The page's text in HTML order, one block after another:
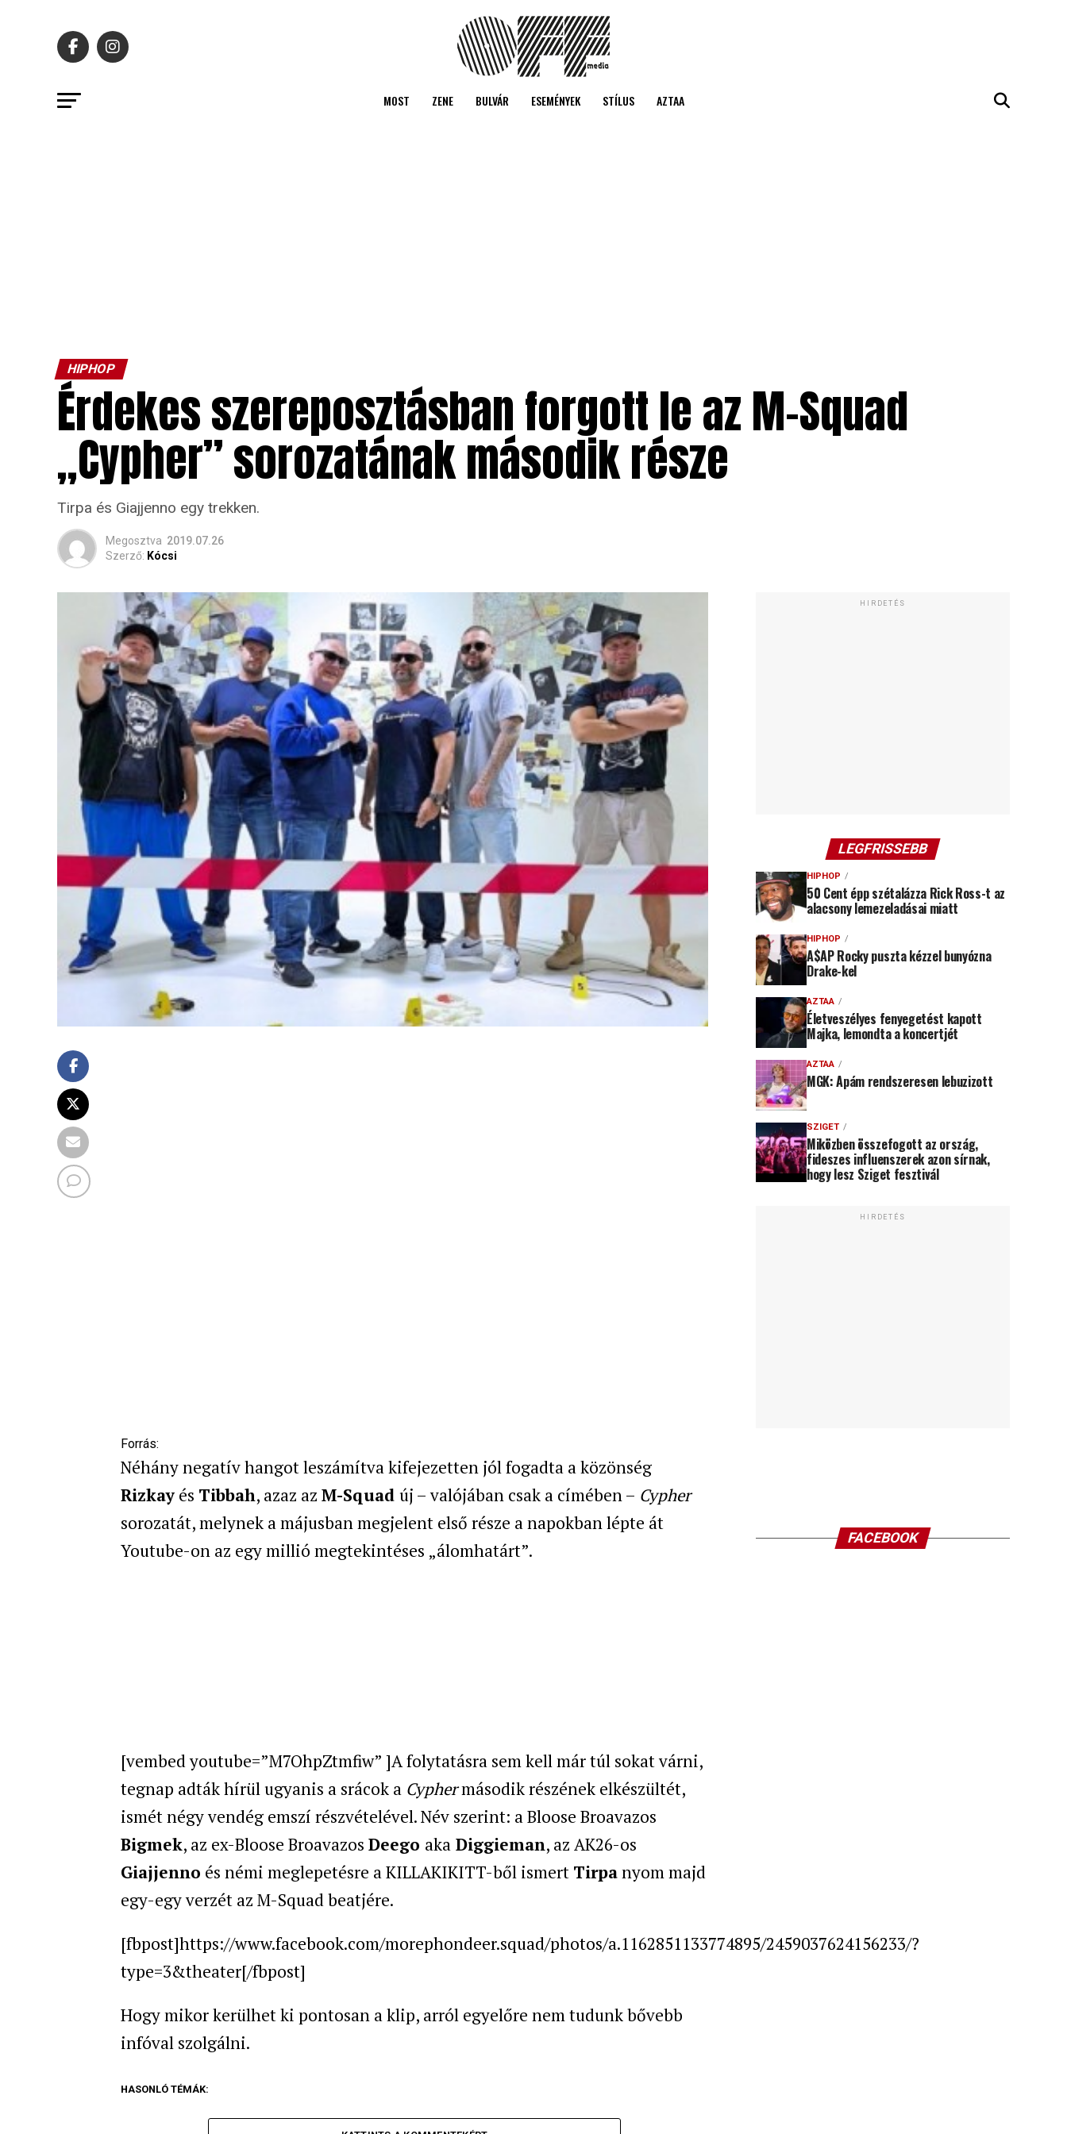
MOST ZENE BULVÁR ESEMÉNYEK STÍLUS AZTAA
HIPHOP
Érdekes szereposztásban forgott le az M-Squad
„Cypher” sorozatának második része
Tirpa és Giajjenno egy trekken.
Megosztva 2019.07.26
Szerző: Kócsi
Forrás:
Néhány negatív hangot leszámítva kifejezetten jól fogadta a közönség
Rizkay és Tibbah, azaz az M-Squad új – valójában csak a címében – Cypher
sorozatát, melynek a májusban megjelent első része a napokban lépte át
Youtube-on az egy millió megtekintéses „álomhatárt”.
[vembed youtube=”M7OhpZtmfiw” ]A folytatásra sem kell már túl sokat várni,
tegnap adták hírül ugyanis a srácok a Cyphermásodik részének elkészültét,
ismét négy vendég emszí részvételével. Név szerint: a Bloose Broavazos
Bigmek, az ex-Bloose Broavazos Deego aka Diggieman, az AK26-os
Giajjenno és némi meglepetésre a KILLAKIKITT-ből ismert Tirpanyom majd
egy-egy verzét az M-Squad beatjére.
[fbpost]https://www.facebook.com/morephondeer.squad/photos/a.1162851133774895/2459037624156233/?
type=3&theater[/fbpost]
Hogy mikor kerülhet ki pontosan a klip, arról egyelőre nem tudunk bővebb
infóval szolgálni.
HASONLÓ TÉMÁK:
HIRDETÉS
LEGFRISSEBB
HIPHOP
50 Cent épp szétalázza Rick Ross-t az
alacsony lemezeladásai miatt
HIPHOP
A$AP Rocky puszta kézzel bunyózna
Drake-kel
AZTAA
Életveszélyes fenyegetést kapott
Majka, lemondta a koncertjét
AZTAA
MGK: Apám rendszeresen lebuzizott
SZIGET
Miközben összefogott az ország,
fideszes influenszerek azon sírnak,
hogy lesz Sziget fesztivál
HIRDETÉS
FACEBOOK